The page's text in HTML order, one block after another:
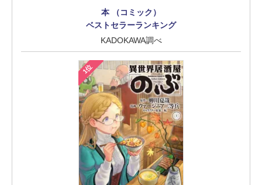
本 （コミック）
ベストセラーランキング
KADOKAWA調べ
1位